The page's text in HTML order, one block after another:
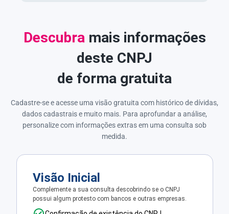
Descubra mais informações
deste CNPJ
de forma gratuita
Cadastre-se e acesse uma visão gratuita com histórico de dívidas,
dados cadastrais e muito mais. Para aprofundar a análise,
personalize com informações extras em uma consulta sob
medida.
Visão Inicial
Complemente a sua consulta descobrindo se o CNPJ
possui algum protesto com bancos e outras empresas.